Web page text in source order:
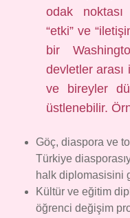
odak
“etki” ve
bir
devletler
ve bireyler
üstlenebilir.
Göç, diaspora ve
Türkiye
halk diplomasisini
Kültür ve eğitim
öğrenci değişim